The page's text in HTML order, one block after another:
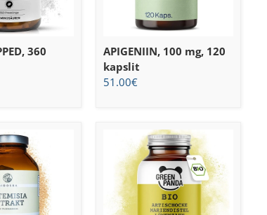
360
APIGENIIN, 100 mg, 120
kapslit
51.00€